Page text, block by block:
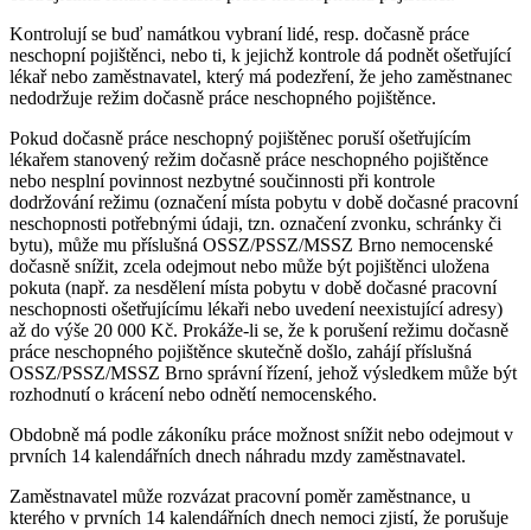
Kontrolují se buď namátkou vybraní lidé, resp. dočasně práce
neschopní pojištěnci, nebo ti, k jejichž kontrole dá podnět ošetřující
lékař nebo zaměstnavatel, který má podezření, že jeho zaměstnanec
nedodržuje režim dočasně práce neschopného pojištěnce.
Pokud dočasně práce neschopný pojištěnec poruší ošetřujícím
lékařem stanovený režim dočasně práce neschopného pojištěnce
nebo nesplní povinnost nezbytné součinnosti při kontrole
dodržování režimu (označení místa pobytu v době dočasné pracovní
neschopnosti potřebnými údaji, tzn. označení zvonku, schránky či
bytu), může mu příslušná OSSZ/PSSZ/MSSZ Brno nemocenské
dočasně snížit, zcela odejmout nebo může být pojištěnci uložena
pokuta (např. za nesdělení místa pobytu v době dočasné pracovní
neschopnosti ošetřujícímu lékaři nebo uvedení neexistující adresy)
až do výše 20 000 Kč. Prokáže-li se, že k porušení režimu dočasně
práce neschopného pojištěnce skutečně došlo, zahájí příslušná
OSSZ/PSSZ/MSSZ Brno správní řízení, jehož výsledkem může být
rozhodnutí o krácení nebo odnětí nemocenského.
Obdobně má podle zákoníku práce možnost snížit nebo odejmout v
prvních 14 kalendářních dnech náhradu mzdy zaměstnavatel.
Zaměstnavatel může rozvázat pracovní poměr zaměstnance, u
kterého v prvních 14 kalendářních dnech nemoci zjistí, že porušuje